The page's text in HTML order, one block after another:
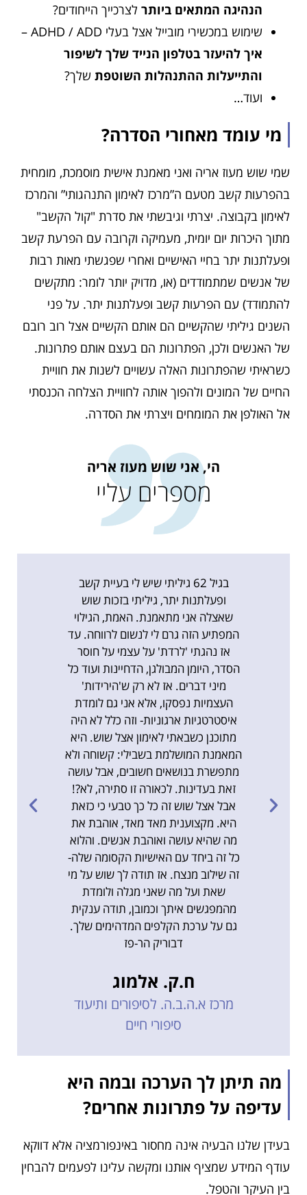
הנהיגה המתאים ביותר לצרכייך הייחודים?
שימוש במכשירי מובייל אצל בעלי ADHD / ADD –
איך להיעזר בטלפון הנייד שלך לשיפור
והתייעלות ההתנהלות השוטפת שלך?
ועוד…
מי עומד מאחורי הסדרה?
שמי שוש מעוז אריה ואני מאמנת אישית מוסמכת, מומחית
בהפרעות קשב מטעם ה”מרכז לאימון התנהגותי” והמרכז
לאימון בקבוצה. יצרתי וגיבשתי את סדרת "קול הקשב"
מתוך היכרות יום יומית, מעמיקה וקרובה עם הפרעת קשב
ופעלתנות יתר בחיי האישיים ואחרי שפגשתי מאות רבות
של אנשים שמתמודדים (או, מדויק יותר לומר: מתקשים
להתמודד) עם הפרעות קשב ופעלתנות יתר. על פני
השנים גיליתי שהקשיים הם אותם הקשיים אצל רוב רובם
של האנשים ולכן, הפתרונות הם בעצם אותם פתרונות.
כשראיתי שהפתרונות האלה עשויים לשנות את חוויית
החיים של המונים ולהפוך אותה לחוויית הצלחה הכנסתי
אל האולפן את המומחים ויצרתי את הסדרה.
הי, אני שוש מעוז אריה
מספרים עליי
בגיל 62 גיליתי שיש לי בעיית קשב
ופעלתנות יתר, גיליתי בזכות שוש
שאצלה אני מתאמנת. האמת, הגילוי
המפתיע הזה גרם לי לנשום לרווחה. עד
אז נהגתי 'לרדת' על עצמי על חוסר
הסדר, היומן המבולגן, הדחיינות ועוד כל
מיני דברים. אז לא רק ש'הירידות'
העצמיות נפסקו, אלא אני גם לומדת
איסטרטגיות ארגוניות- וזה כלל לא היה
מתוכנן כשבאתי לאימון אצל שוש. היא
המאמנת המושלמת בשבילי: קשוחה ולא
מתפשרת בנושאים חשובים, אבל עושה
זאת בעדינות. לכאורה זו סתירה, לא?!
אבל אצל שוש זה כל כך טבעי כי כזאת
היא. מקצוענית מאד מאד, אוהבת את
מה שהיא עושה ואוהבת אנשים. והלוא
כל זה ביחד עם האישיות הקסומה שלה-
זה שילוב מנצח. אז תודה לך שוש על מי
שאת ועל מה שאני מגלה ולומדת
מהמפגשים איתך וכמובן, תודה ענקית
גם על ערכת הקלפים המדהימים שלך.
דבוריק הר-פז
ח.ק. אלמוג
מרכז א.ה.ב.ה. לסיפורים ותיעוד
סיפורי חיים
מה תיתן לך הערכה ובמה היא
עדיפה על פתרונות אחרים? ​
בעידן שלנו הבעיה אינה מחסור באינפורמציה אלא דווקא
עודף המידע שמציף אותנו ומקשה עלינו לפעמים להבחין
בין העיקר והטפל.